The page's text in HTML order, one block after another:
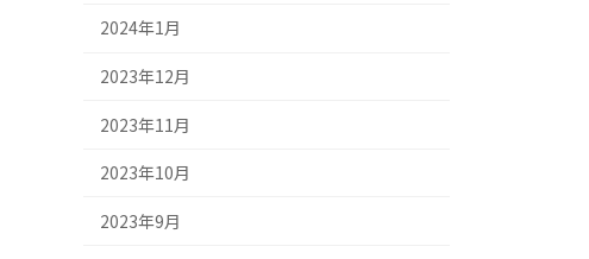
2024年1月
2023年12月
2023年11月
2023年10月
2023年9月